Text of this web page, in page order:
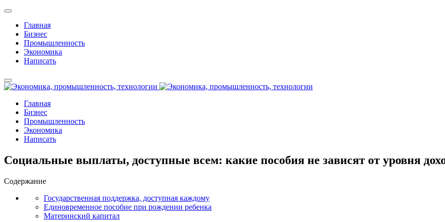
Главная
Бизнес
Промышленность
Экономика
Написать
Главная
Бизнес
Промышленность
Экономика
Написать
Социальные выплаты, доступные всем: какие пособия не зависят от уровня
Содержание
Государственная поддержка, доступная каждому
Единовременное пособие при рождении ребенка
Материнский капитал